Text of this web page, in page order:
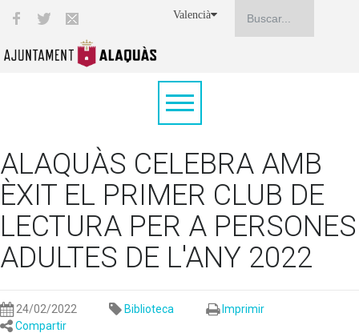
Valencià
ALAQUÀS CELEBRA AMB
ÈXIT EL PRIMER CLUB DE
LECTURA PER A PERSONES
ADULTES DE L'ANY 2022
24/02/2022 Biblioteca
Imprimir
Compartir